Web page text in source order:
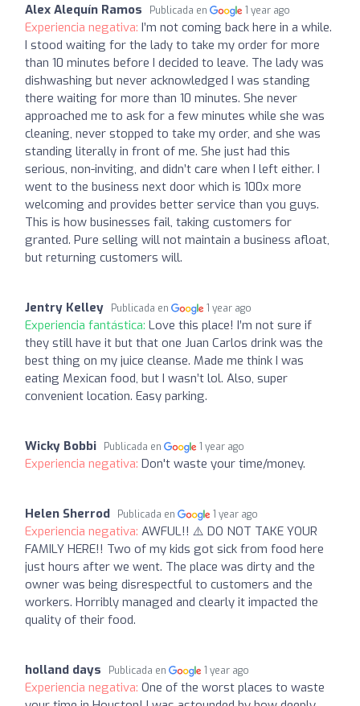
Alex Alequín Ramos Publicada en 1 year ago
Experiencia negativa: I’m not coming back here in a while.
I stood waiting for the lady to take my order for more
than 10 minutes before I decided to leave. The lady was
dishwashing but never acknowledged I was standing
there waiting for more than 10 minutes. She never
approached me to ask for a few minutes while she was
cleaning, never stopped to take my order, and she was
standing literally in front of me. She just had this
serious, non-inviting, and didn’t care when I left either. I
went to the business next door which is 100x more
welcoming and provides better service than you guys.
This is how businesses fail, taking customers for
granted. Pure selling will not maintain a business afloat,
but returning customers will.
Jentry Kelley Publicada en 1 year ago
Experiencia fantástica: Love this place! I’m not sure if
they still have it but that one Juan Carlos drink was the
best thing on my juice cleanse. Made me think I was
eating Mexican food, but I wasn’t lol. Also, super
convenient location. Easy parking.
Wicky Bobbi Publicada en 1 year ago
Experiencia negativa: Don't waste your time/money.
Helen Sherrod Publicada en 1 year ago
Experiencia negativa: AWFUL!! ⚠️ DO NOT TAKE YOUR
FAMILY HERE!! Two of my kids got sick from food here
just hours after we went. The place was dirty and the
owner was being disrespectful to customers and the
workers. Horribly managed and clearly it impacted the
quality of their food.
holland days Publicada en 1 year ago
Experiencia negativa: One of the worst places to waste